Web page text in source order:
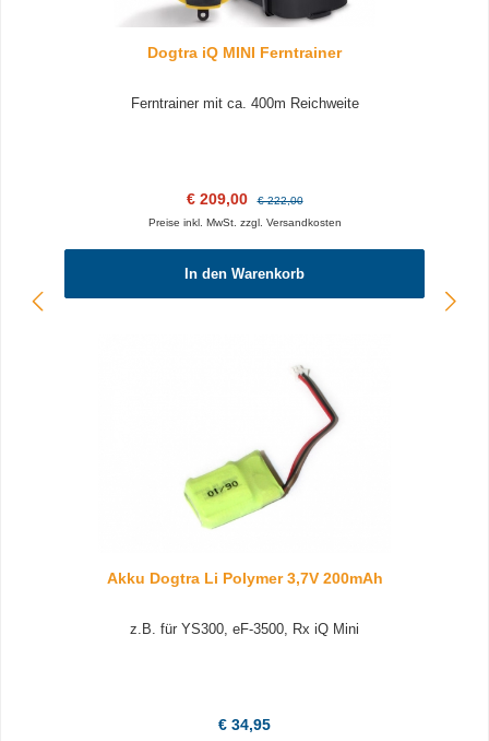
Dogtra iQ MINI Ferntrainer
Ferntrainer mit ca. 400m Reichweite
Verkaufspreis:
€ 209,00 Regulärer Preis:
€ 222,00
Preise inkl. MwSt. zzgl. Versandkosten
In den Warenkorb
Akku Dogtra Li Polymer 3,7V 200mAh
z.B. für YS300, eF-3500, Rx iQ Mini
Regulärer Preis:
€ 34,95